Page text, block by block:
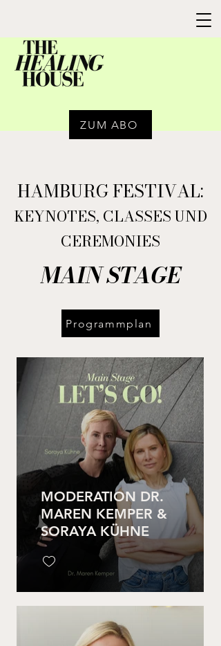
ZUM ABO
HAMBURG FESTIVAL:
KEYNOTES, CLASSES UND
CEREMONIES
MAIN STAGE
Programmplan
MODERATION DR.
MAREN KEMPER &
SORAYA KÜHNE